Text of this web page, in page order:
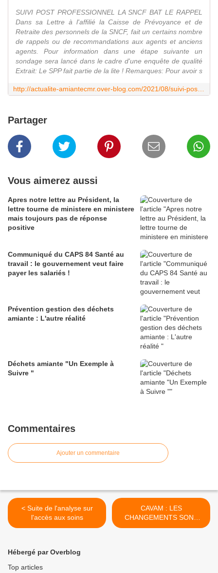
SUIVI POST PROFESSIONNEL LA SNCF BAT LE RAPPEL
Dans sa Lettre à l'affilié la Caisse de Prévoyance et de
Retraite des personnels de la SNCF, fait un certains nombre
de rappels ou de recommandations aux agents et anciens
agents. Pour information dans une étape suivante un
sondage sera lancé dans le cadre d'une enquête de qualité
Extrait: Le SPP fait partie de la lite ! Remarques: Pour avoir s
Partager
Vous aimerez aussi
Apres notre lettre au Président, la
lettre tourne de ministere en ministere
mais toujours pas de réponse
positive
Communiqué du CAPS 84 Santé au
travail : le gouvernement veut faire
payer les salariés !
Prévention gestion des déchets
amiante : L'autre réalité
Déchets amiante "Un Exemple à
Suivre "
Commentaires
Ajouter un commentaire
< Suite de l'analyse sur
l'accès aux soins
CAVAM : LES
CHANGEMENTS SONT
VALIDES ! >
Hébergé par Overblog
Top articles